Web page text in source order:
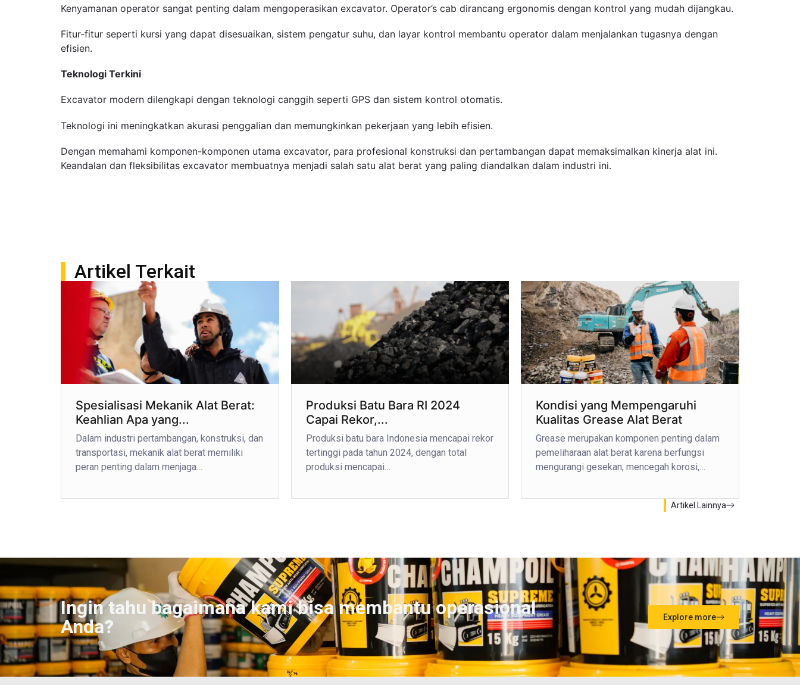
Kenyamanan operator sangat penting dalam mengoperasikan excavator. Operator’s cab dirancang ergonomis dengan kontrol yang mudah dijangkau.
Fitur-fitur seperti kursi yang dapat disesuaikan, sistem pengatur suhu, dan layar kontrol membantu operator dalam menjalankan tugasnya dengan
efisien.
Teknologi Terkini
Excavator modern dilengkapi dengan teknologi canggih seperti GPS dan sistem kontrol otomatis.
Teknologi ini meningkatkan akurasi penggalian dan memungkinkan pekerjaan yang lebih efisien.
Dengan memahami komponen-komponen utama excavator, para profesional konstruksi dan pertambangan dapat memaksimalkan kinerja alat ini.
Keandalan dan fleksibilitas excavator membuatnya menjadi salah satu alat berat yang paling diandalkan dalam industri ini.
Artikel Terkait
Spesialisasi Mekanik Alat Berat:
Keahlian Apa yang...
Dalam industri pertambangan, konstruksi, dan
transportasi, mekanik alat berat memiliki
peran penting dalam menjaga…
Produksi Batu Bara RI 2024
Capai Rekor,...
Produksi batu bara Indonesia mencapai rekor
tertinggi pada tahun 2024, dengan total
produksi mencapai…
Kondisi yang Mempengaruhi
Kualitas Grease Alat Berat
Grease merupakan komponen penting dalam
pemeliharaan alat berat karena berfungsi
mengurangi gesekan, mencegah korosi,…
Artikel Lainnya
Ingin tahu bagaimana kami bisa membantu operasional
Anda?
Explore more